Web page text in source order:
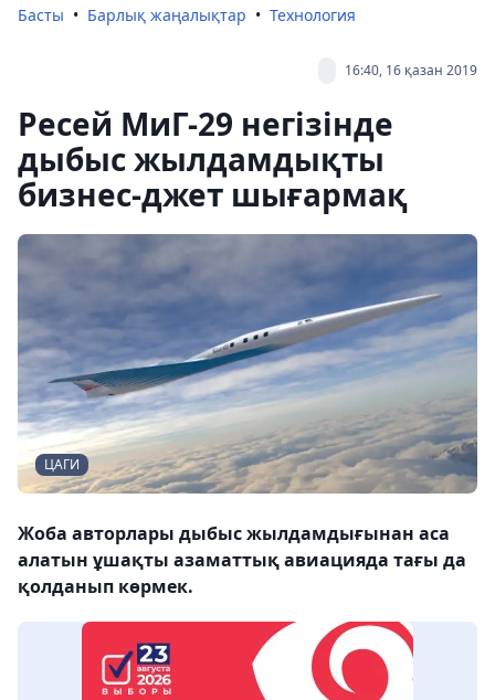
Басты Барлық жаңалықтар Технология
16:40, 16 қазан 2019
Ресей МиГ-29 негізінде
дыбыс жылдамдықты
бизнес-джет шығармақ
ЦАГИ
Жоба авторлары дыбыс жылдамдығынан аса
алатын ұшақты азаматтық авиацияда тағы да
қолданып көрмек.